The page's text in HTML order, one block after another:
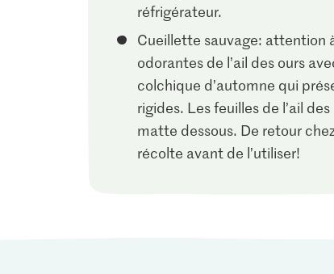
réfrigérateur.
Cueillette sauvage: attention
odorantes de l’ail des ours
colchique d’automne qui
rigides. Les feuilles de l’ail
matte dessous. De retour
récolte avant de l’utiliser!